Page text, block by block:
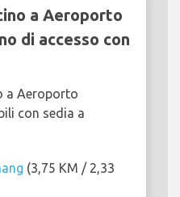
a Aeroporto
di accesso con
a Aeroporto
con sedia a
(3,75 KM / 2,33